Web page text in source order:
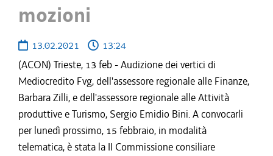
mozioni
13.02.2021
13:24
(ACON) Trieste, 13 feb - Audizione dei vertici di
Mediocredito Fvg, dell'assessore regionale alle Finanze,
Barbara Zilli, e dell'assessore regionale alle Attività
produttive e Turismo, Sergio Emidio Bini. A convocarli
per lunedì prossimo, 15 febbraio, in modalità
telematica, è stata la II Commissione consiliare